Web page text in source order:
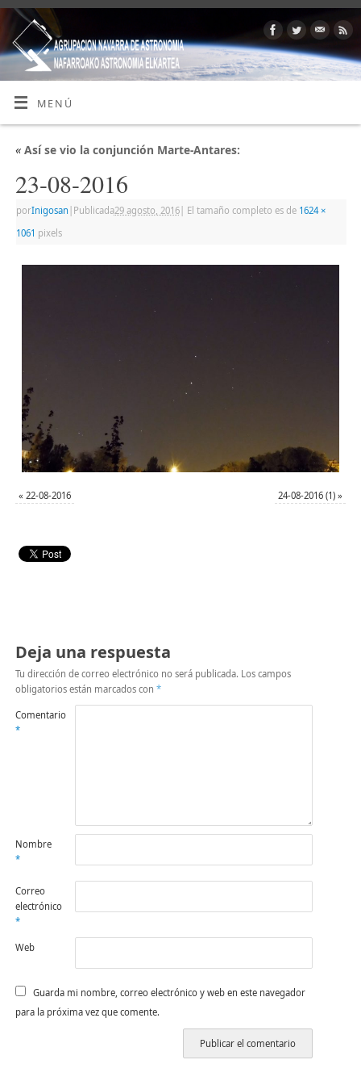
MENÚ
«Así se vio la conjunción Marte-Antares:
23-08-2016
porInigosan Publicada29 agosto, 2016| El tamaño completo es de 1624 ×
1061 pixels
« 22-08-2016 24-08-2016 (1) »
Deja una respuesta
Tu dirección de correo electrónico no será publicada. Los campos
obligatorios están marcados con *
Comentario
*
Nombre
*
Correo
electrónico
*
Web
Guarda mi nombre, correo electrónico y web en este navegador
para la próxima vez que comente.